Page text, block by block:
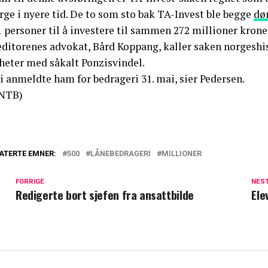
i nyere tid. De to som sto bak TA-Invest ble begge
personer til å investere til sammen 272 millioner
advokat, Bård Koppang, kaller saken
med såkalt Ponzisvindel.
anmeldte ham for bedrageri 31. mai, sier Pedersen.
EMNER: 500 LÅNEBEDRAGERI MILLIONER
FORRIGE
Redigerte bort sjefen fra ansattbilde